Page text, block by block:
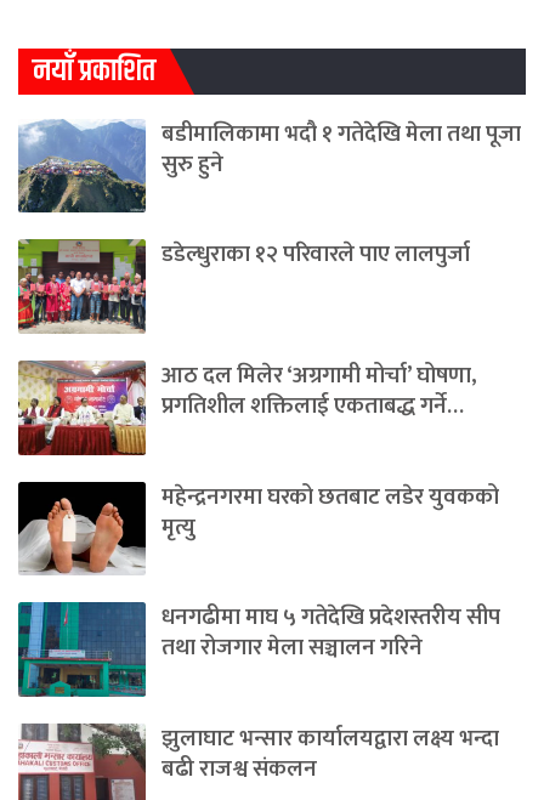
नयाँ प्रकाशित
बडीमालिकामा भदौ १ गतेदेखि मेला तथा पूजा
सुरु हुने
डडेल्धुराका १२ परिवारले पाए लालपुर्जा
आठ दल मिलेर ‘अग्रगामी मोर्चा’ घोषणा,
प्रगतिशील शक्तिलाई एकताबद्ध गर्ने…
महेन्द्रनगरमा घरको छतबाट लडेर युवकको
मृत्यु
धनगढीमा माघ ५ गतेदेखि प्रदेशस्तरीय सीप
तथा रोजगार मेला सञ्चालन गरिने
झुलाघाट भन्सार कार्यालयद्वारा लक्ष्य भन्दा
बढी राजश्व संकलन